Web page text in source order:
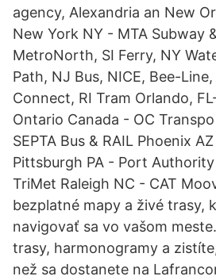
agency, Alexandria an New
New York NY - MTA Subway
MetroNorth, SI Ferry, NY
Path, NJ Bus, NICE, Bee-
Connect, RI Tram Orlando,
Ontario Canada - OC
SEPTA Bus & RAIL Phoenix
Pittsburgh PA - Port
TriMet Raleigh NC - CAT
bezplatné mapy a živé trasy,
navigovať sa vo vašom
trasy, harmonogramy a
než sa dostanete na